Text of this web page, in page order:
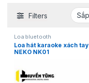
Filters
Loa bluetooth
Loa hát karaoke xách tay
NEKO NK01